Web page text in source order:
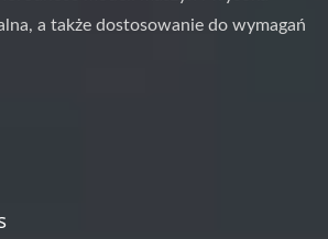
a także dostosowanie do wymagań